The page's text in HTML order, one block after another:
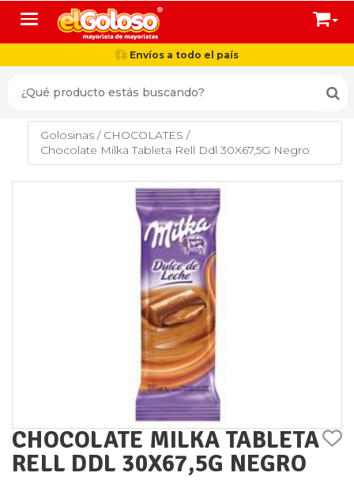
Toggle navigation
Envíos a todo el país
Golosinas / CHOCOLATES /
Chocolate Milka Tableta Rell Ddl 30X67,5G Negro
CHOCOLATE MILKA TABLETA
RELL DDL 30X67,5G NEGRO